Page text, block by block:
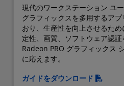
現代のワークステーション ユ
グラフィックスを多用するア
おり、生産性を向上させるた
定性、画質、ソフトウェア認
Radeon PRO グラフィックス
に応えます。
ガイドをダウンロード